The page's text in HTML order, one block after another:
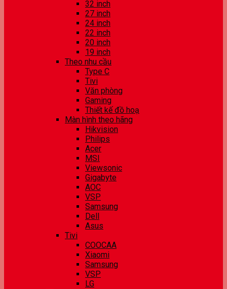
32 inch
27 inch
24 inch
22 inch
20 inch
19 inch
Theo nhu cầu
Type C
Tivi
Văn phòng
Gaming
Thiết kế đồ hoạ
Màn hình theo hãng
Hikvision
Philips
Acer
MSI
Viewsonic
Gigabyte
AOC
VSP
Samsung
Dell
Asus
Tivi
COOCAA
Xiaomi
Samsung
VSP
LG